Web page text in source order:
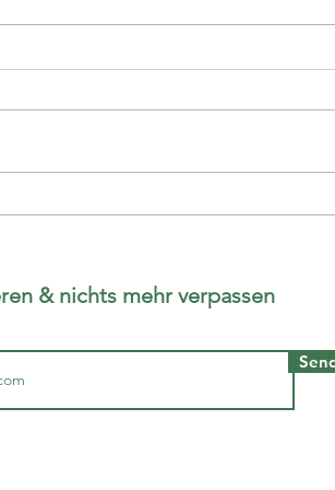
im Larven
& nichts mehr verpassen